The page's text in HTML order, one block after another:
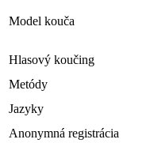
Model kouča
Hlasový koučing
Metódy
Jazyky
Anonymná registrácia